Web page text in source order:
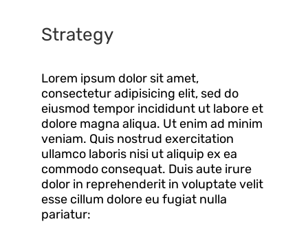
Strategy
Lorem ipsum dolor sit amet,
consectetur adipisicing elit, sed do
eiusmod tempor incididunt ut labore et
dolore magna aliqua. Ut enim ad minim
veniam. Quis nostrud exercitation
ullamco laboris nisi ut aliquip ex ea
commodo consequat. Duis aute irure
dolor in reprehenderit in voluptate velit
esse cillum dolore eu fugiat nulla
pariatur: